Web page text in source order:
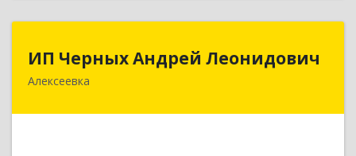
ИП Черных Андрей Леонидович
Алексеевка
ИП Черных Андрей Леонидович
309850, Белгородская обл, Алексеевский р-н,